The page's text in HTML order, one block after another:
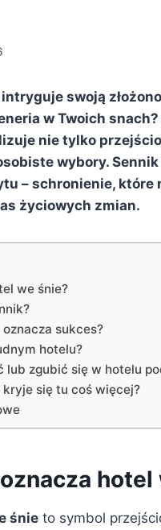
swoją
w Twoich
nie tylko
wybory.
– schronienie, które
życiowych zmian.
we śnie?
sukces?
hotelu?
lub zgubić się w hotelu
się tu coś więcej?
hotel
śnie to symbol